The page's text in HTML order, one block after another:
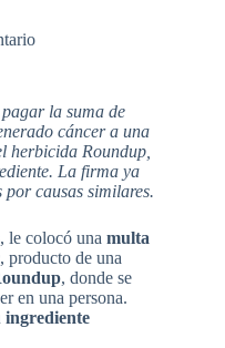
la suma de
cáncer a una
herbicida Roundup,
La firma ya
causas similares.
le colocó una multa
, producto de una
, donde se
en una persona.
ingrediente